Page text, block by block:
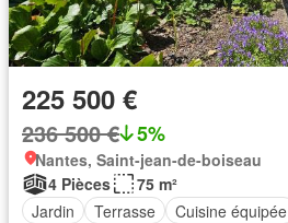
225 500 €
236 500 € 5%
Nantes, Saint-jean-de-boiseau
4 Pièces
75 m²
Jardin
Terrasse Cuisine équipée